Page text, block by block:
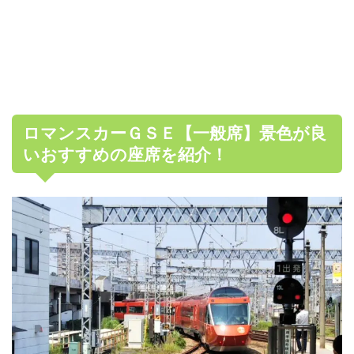
ロマンスカーＧＳＥ【一般席】景色が良
いおすすめの座席を紹介！